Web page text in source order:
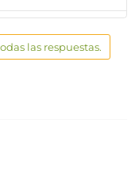
las respuestas.